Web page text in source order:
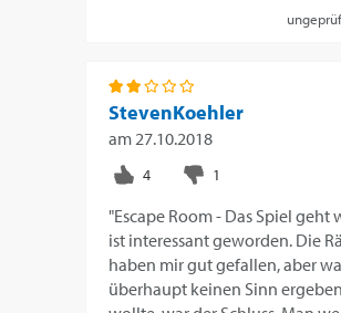
StevenKoehler
am27.10.2018
"Escape Room - Das Spiel geht
ist interessant geworden. Die
haben mir gut gefallen, aber
überhaupt keinen Sinn ergeben